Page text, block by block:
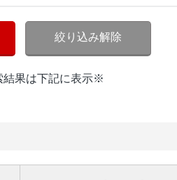
果は下記に表示※